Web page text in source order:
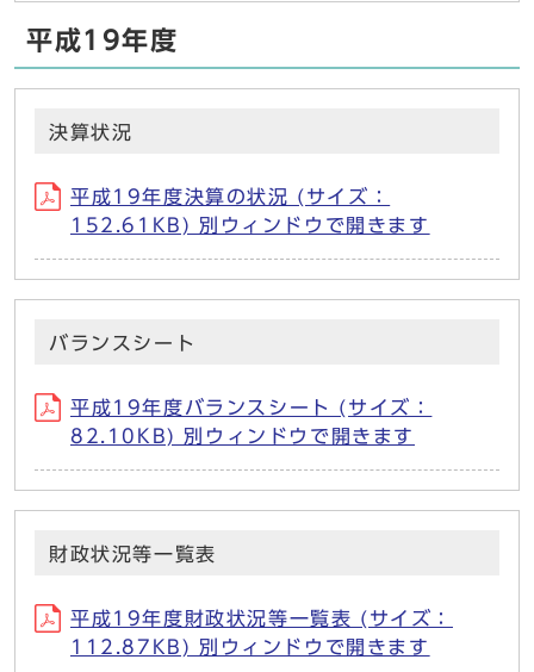
平成19年度
決算状況
平成19年度決算の状況 (サイズ：
152.61KB) 別ウィンドウで開きます
バランスシート
平成19年度バランスシート (サイズ：
82.10KB) 別ウィンドウで開きます
財政状況等一覧表
平成19年度財政状況等一覧表 (サイズ：
112.87KB) 別ウィンドウで開きます